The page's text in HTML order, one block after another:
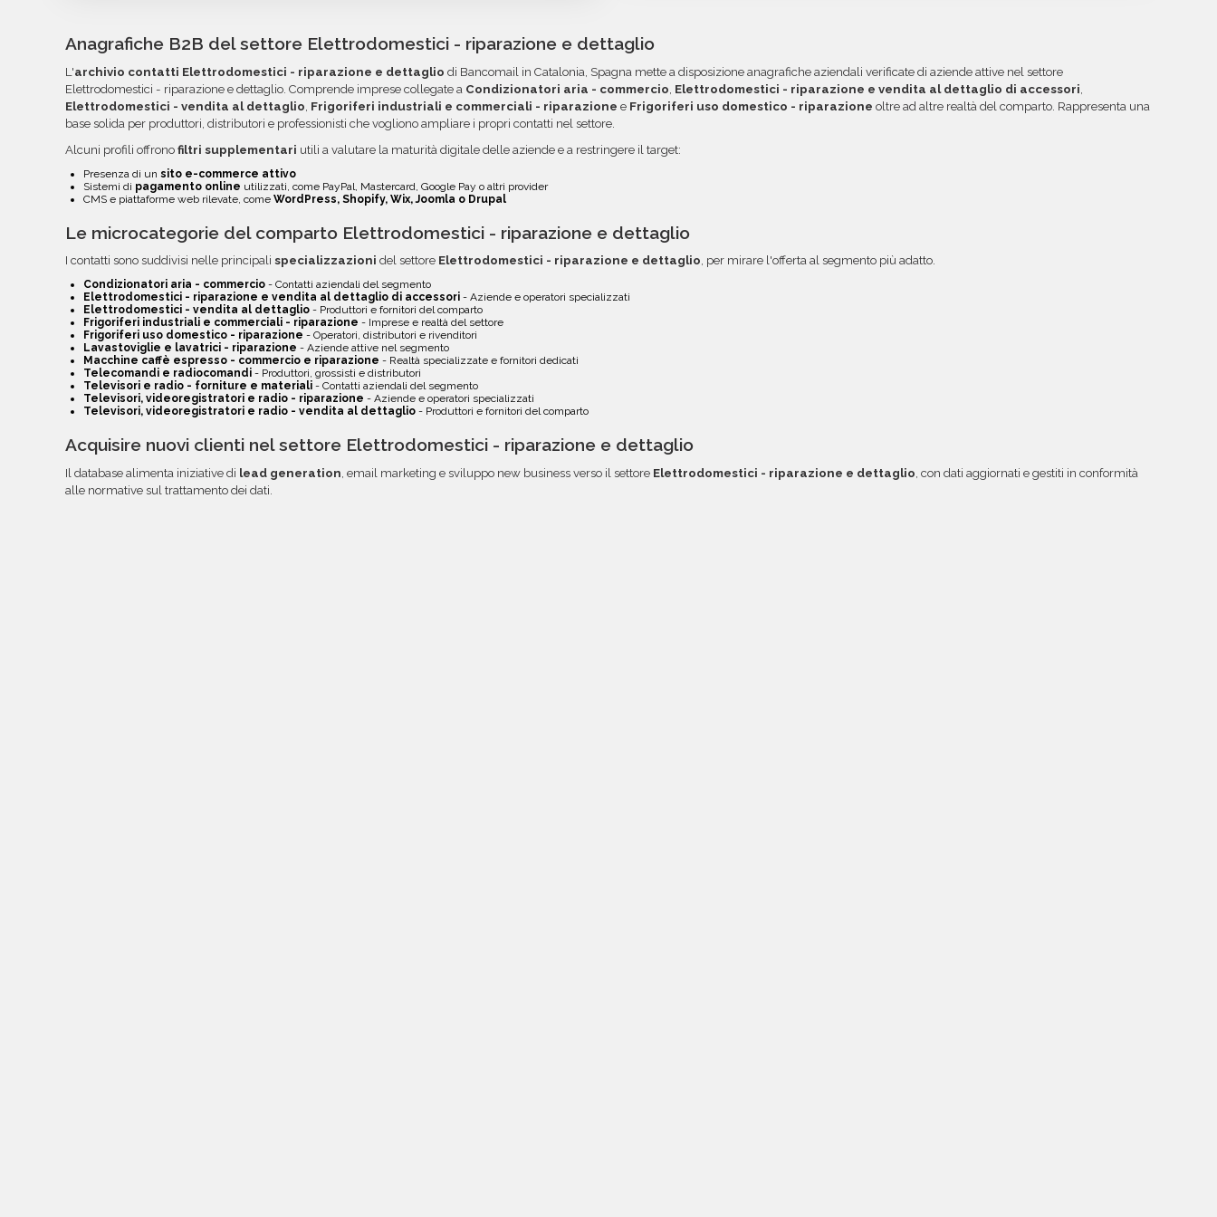
importati nei tuoi strumenti di invio. Ogni campo è organizzato in
colonne per semplificare la lettura, l'ordinamento e l'utilizzo dei dati. Una
volta pronti, troverai file e documentazione nella tua area riservata, con
link diretto via email.
ordini. Contattaci per maggiori informazioni su come sfruttare questa
opzione.
Anagrafiche B2B del settore Elettrodomestici - riparazione e dettaglio
L'archivio contatti Elettrodomestici - riparazione e dettaglio di Bancomail in Catalonia, Spagna mette a disposizione anagrafiche aziendali verificate di aziende attive nel settore
Elettrodomestici - riparazione e dettaglio. Comprende imprese collegate a Condizionatori aria - commercio Elettrodomestici - riparazione e vendita al dettaglio di accessori
Elettrodomestici - vendita al dettaglio Frigoriferi industriali e commerciali - riparazione e Frigoriferi uso domestico - riparazione oltre ad altre realtà del comparto. Rappresenta una
base solida per produttori, distributori e professionisti che vogliono ampliare i propri contatti nel settore.
Alcuni profili offrono filtri supplementari utili a valutare la maturità digitale delle aziende e a restringere il target:
Presenza di un sito e-commerce attivo
Sistemi di pagamento online utilizzati, come PayPal, Mastercard, Google Pay o altri provider
CMS e piattaforme web rilevate, come WordPress, Shopify, Wix, Joomla o Drupal
Le microcategorie del comparto Elettrodomestici - riparazione e dettaglio
I contatti sono suddivisi nelle principali specializzazioni del settore Elettrodomestici - riparazione e dettaglio, per mirare l'offerta al segmento più adatto.
Condizionatori aria - commercio - Contatti aziendali del segmento
Elettrodomestici - riparazione e vendita al dettaglio di accessori - Aziende e operatori specializzati
Elettrodomestici - vendita al dettaglio - Produttori e fornitori del comparto
Frigoriferi industriali e commerciali - riparazione - Imprese e realtà del settore
Frigoriferi uso domestico - riparazione - Operatori, distributori e rivenditori
Lavastoviglie e lavatrici - riparazione - Aziende attive nel segmento
Macchine caffè espresso - commercio e riparazione - Realtà specializzate e fornitori dedicati
Telecomandi e radiocomandi - Produttori, grossisti e distributori
Televisori e radio - forniture e materiali - Contatti aziendali del segmento
Televisori, videoregistratori e radio - riparazione - Aziende e operatori specializzati
Televisori, videoregistratori e radio - vendita al dettaglio - Produttori e fornitori del comparto
Acquisire nuovi clienti nel settore Elettrodomestici - riparazione e dettaglio
Il database alimenta iniziative di lead generation , email marketing e sviluppo new business verso il settore Elettrodomestici - riparazione e dettaglio , con dati aggiornati e gestiti in conformità
alle normative sul trattamento dei dati.